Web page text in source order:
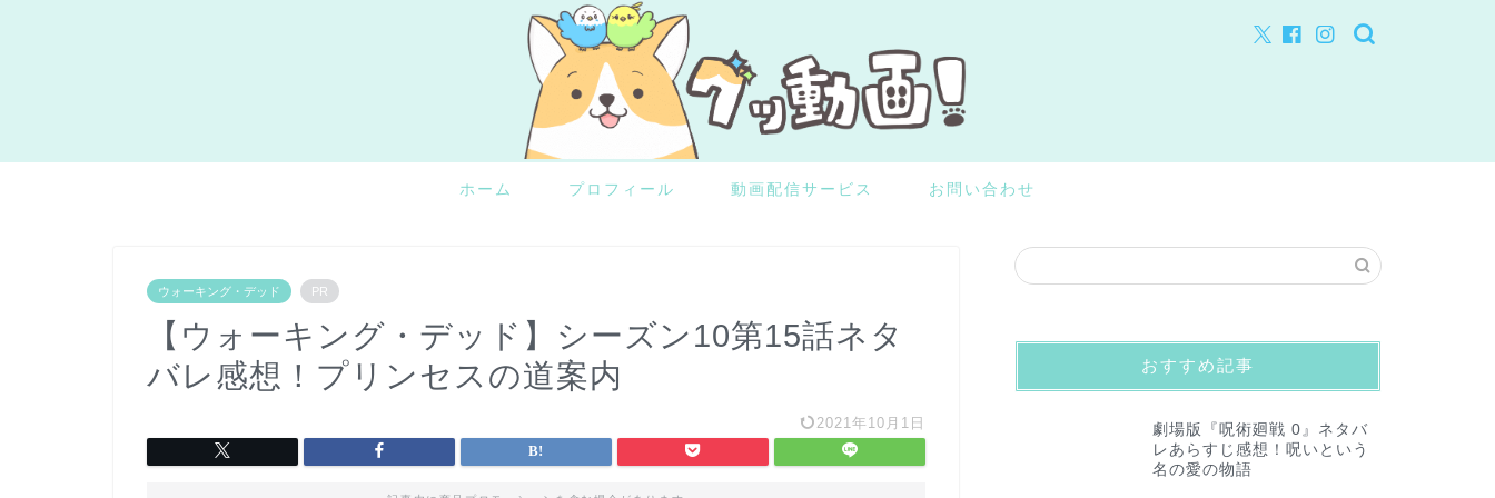
ホーム プロフィール 動画配信サービス お問い合わせ
ウォーキング・デッド PR
【ウォーキング・デッド】シーズン10第15話ネタ
バレ感想！プリンセスの道案内
2021年10月1日
おすすめ記事
劇場版『呪術廻戦 0』ネタバ
レあらすじ感想！呪いという
名の愛の物語